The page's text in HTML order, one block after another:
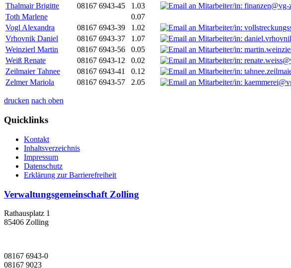
Thalmair Brigitte
08167 6943-45 1.03
Toth Marlene
0.07
Vogl Alexandra
08167 6943-39 1.02
Vrhovnik Daniel
08167 6943-37 1.07
Weinzierl Martin
08167 6943-56 0.05
Weiß Renate
08167 6943-12 0.02
Zeilmaier Tahnee
08167 6943-41 0.12
Zelmer Mariola
08167 6943-57 2.05
drucken nach oben
Quicklinks
Kontakt
Inhaltsverzeichnis
Impressum
Datenschutz
Erklärung zur Barrierefreiheit
Verwaltungsgemeinschaft Zolling
Rathausplatz 1
85406 Zolling
08167 6943-0
08167 9023